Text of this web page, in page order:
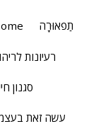
תַפאוּרָה
רעיונות
סגנון
עשה זאת